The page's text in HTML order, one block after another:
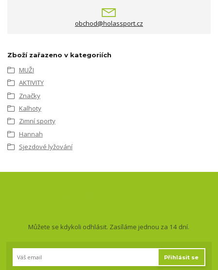
obchod@holassport.cz
Zboží zařazeno v kategoriích
MUŽI
AKTIVITY
Značky
Kalhoty
Zimní sporty
Hannah
Sjezdové lyžování
Můžete se kdykoli odhlásit. Zasíláme jednou za 14 dní.
Přihlásit se